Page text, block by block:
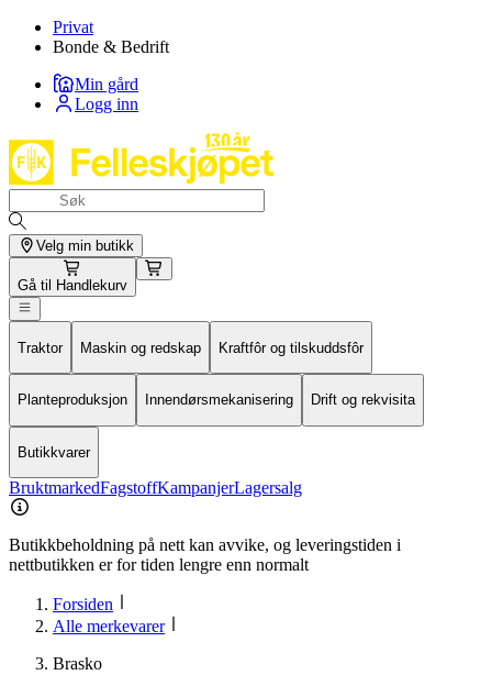
Privat
Bonde & Bedrift
Min gård
Logg inn
Velg min butikk
Gå til Handlekurv
Traktor Maskin og redskap Kraftfôr og tilskuddsfôr
Planteproduksjon Innendørsmekanisering Drift og rekvisita
Butikkvarer
BruktmarkedFagstoffKampanjerLagersalg
Butikkbeholdning på nett kan avvike, og leveringstiden i
nettbutikken er for tiden lengre enn normalt
Forsiden
Alle merkevarer
Brasko